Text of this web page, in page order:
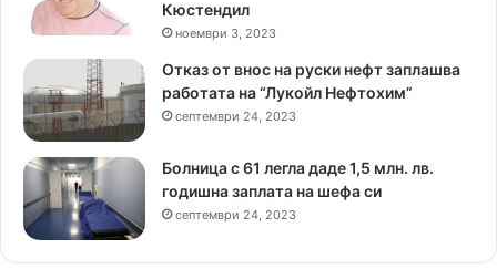
Кюстендил
ноември 3, 2023
Отказ от внос на руски нефт заплашва
работата на “Лукойл Нефтохим”
септември 24, 2023
Болница с 61 легла даде 1,5 млн. лв.
годишна заплата на шефа си
септември 24, 2023